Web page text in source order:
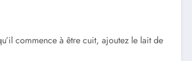
commence à être cuit, ajoutez le lait de